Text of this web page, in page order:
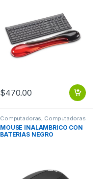
$470.00
Computadoras, Computadoras
de Escritorio
MOUSE INALAMBRICO CON
BATERIAS NEGRO